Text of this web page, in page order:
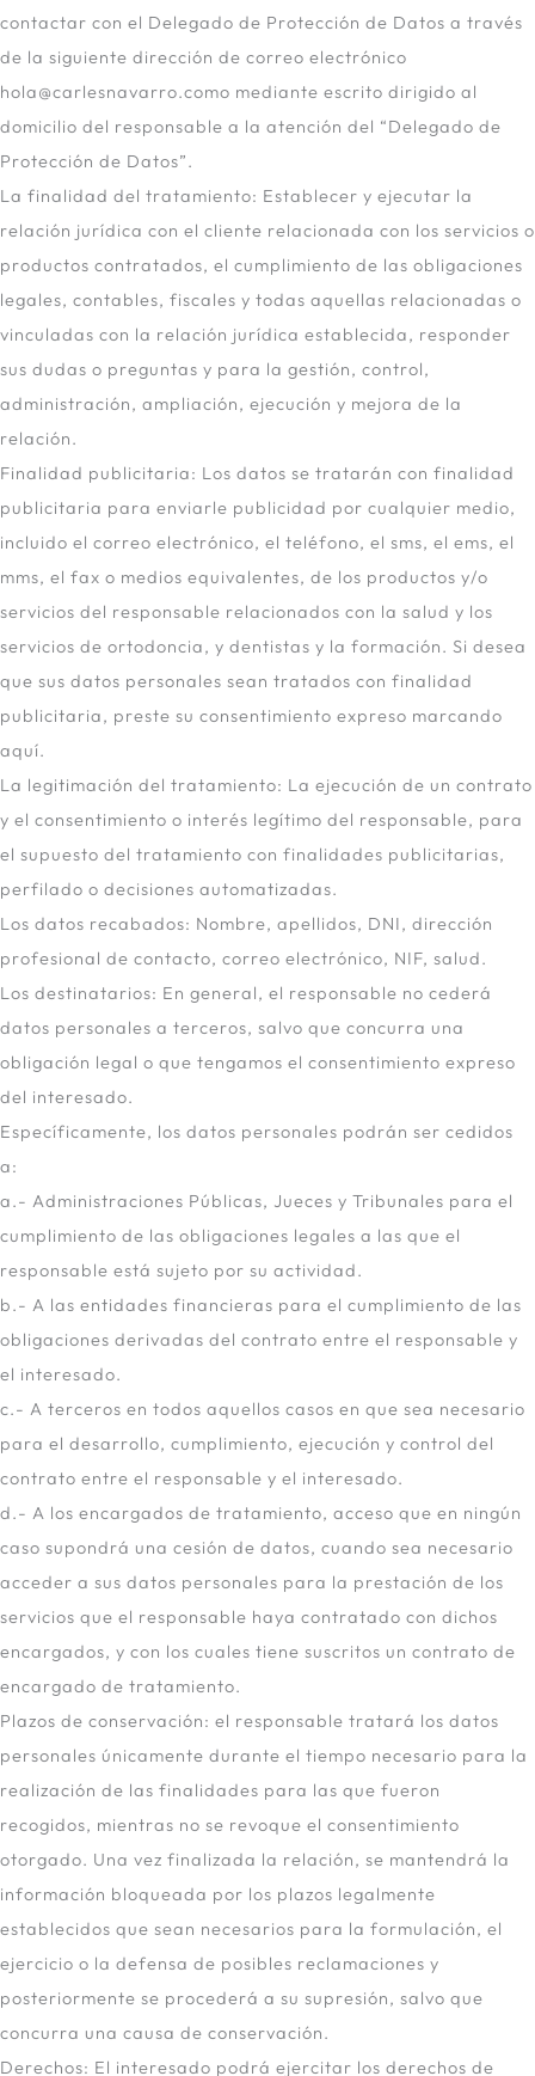
contactar con el Delegado de Protección de Datos a través
de la siguiente dirección de correo electrónico
hola@carlesnavarro.como mediante escrito dirigido al
domicilio del responsable a la atención del “Delegado de
Protección de Datos”.
La finalidad del tratamiento: Establecer y ejecutar la
relación jurídica con el cliente relacionada con los servicios o
productos contratados, el cumplimiento de las obligaciones
legales, contables, fiscales y todas aquellas relacionadas o
vinculadas con la relación jurídica establecida, responder
sus dudas o preguntas y para la gestión, control,
administración, ampliación, ejecución y mejora de la
relación.
Finalidad publicitaria: Los datos se tratarán con finalidad
publicitaria para enviarle publicidad por cualquier medio,
incluido el correo electrónico, el teléfono, el sms, el ems, el
mms, el fax o medios equivalentes, de los productos y/o
servicios del responsable relacionados con la salud y los
servicios de ortodoncia, y dentistas y la formación. Si desea
que sus datos personales sean tratados con finalidad
publicitaria, preste su consentimiento expreso marcando
aquí.
La legitimación del tratamiento: La ejecución de un contrato
y el consentimiento o interés legítimo del responsable, para
el supuesto del tratamiento con finalidades publicitarias,
perfilado o decisiones automatizadas.
Los datos recabados: Nombre, apellidos, DNI, dirección
profesional de contacto, correo electrónico, NIF, salud.
Los destinatarios: En general, el responsable no cederá
datos personales a terceros, salvo que concurra una
obligación legal o que tengamos el consentimiento expreso
del interesado.
Específicamente, los datos personales podrán ser cedidos
a:
a.- Administraciones Públicas, Jueces y Tribunales para el
cumplimiento de las obligaciones legales a las que el
responsable está sujeto por su actividad.
b.- A las entidades financieras para el cumplimiento de las
obligaciones derivadas del contrato entre el responsable y
el interesado.
c.- A terceros en todos aquellos casos en que sea necesario
para el desarrollo, cumplimiento, ejecución y control del
contrato entre el responsable y el interesado.
d.- A los encargados de tratamiento, acceso que en ningún
caso supondrá una cesión de datos, cuando sea necesario
acceder a sus datos personales para la prestación de los
servicios que el responsable haya contratado con dichos
encargados, y con los cuales tiene suscritos un contrato de
encargado de tratamiento.
Plazos de conservación: el responsable tratará los datos
personales únicamente durante el tiempo necesario para la
realización de las finalidades para las que fueron
recogidos, mientras no se revoque el consentimiento
otorgado. Una vez finalizada la relación, se mantendrá la
información bloqueada por los plazos legalmente
establecidos que sean necesarios para la formulación, el
ejercicio o la defensa de posibles reclamaciones y
posteriormente se procederá a su supresión, salvo que
concurra una causa de conservación.
Derechos: El interesado podrá ejercitar los derechos de